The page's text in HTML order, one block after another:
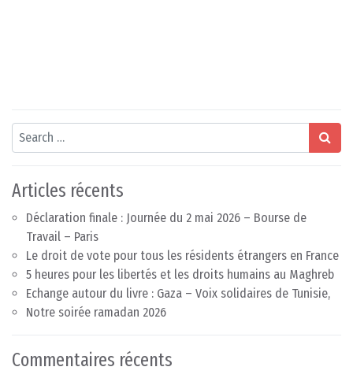
Search
Articles récents
Déclaration finale : Journée du 2 mai 2026 – Bourse de
Travail – Paris
Le droit de vote pour tous les résidents étrangers en France
5 heures pour les libertés et les droits humains au Maghreb
Echange autour du livre : Gaza – Voix solidaires de Tunisie,
Notre soirée ramadan 2026
Commentaires récents